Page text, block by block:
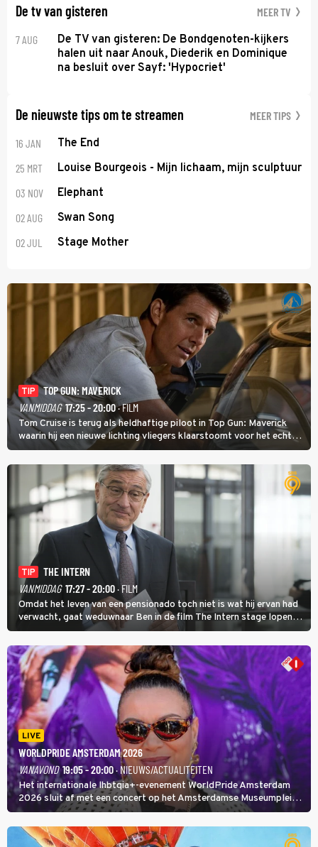
De tv van gisteren MEER TV
7 AUG
De TV van gisteren: De Bondgenoten-kijkers
halen uit naar Anouk, Diederik en Dominique
na besluit over Sayf: 'Hypocriet'
De nieuwste tips om te streamen MEER TIPS
16 JAN The End
25 MRT Louise Bourgeois - Mijn lichaam, mijn sculptuur
03 NOV Elephant
02 AUG Swan Song
02 JUL Stage Mother
TIP
TOP GUN: MAVERICK
VANMIDDAG 17:25 - 20:00· FILM
Tom Cruise is terug als heldhaftige piloot in Top Gun: Maverick
waarin hij een nieuwe lichting vliegers klaarstoomt voor het echte
werk.
TIP
THE INTERN
VANMIDDAG 17:27 - 20:00· FILM
Omdat het leven van een pensionado toch niet is wat hij ervan had
verwacht, gaat weduwnaar Ben in de film The Intern stage lopen
bij de hippe webwinkel van Jules, wat een gouden zet blijkt te zijn.
LIVE
WORLDPRIDE AMSTERDAM 2026
VANAVOND 19:05 - 20:00· NIEUWS/ACTUALITEITEN
Het internationale lhbtqia+-evenement WorldPride Amsterdam
2026 sluit af met een concert op het Amsterdamse Museumplein.
Anita Doth is een van de optredende artiesten. In de jaren 90
veroverde ze de wereld als zangeres van 2Unlimited.